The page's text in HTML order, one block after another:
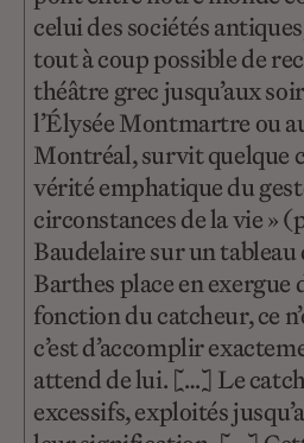
celui des sociétés
tout à coup possible de
théâtre grec jusqu’aux
l’Élysée Montmartre ou
Montréal, survit quelque
vérité emphatique du
circonstances de la vie »
Baudelaire sur un
Barthes place en exergue
fonction du catcheur, ce
c’est d’accomplir
attend de lui. […] Le
excessifs, exploités